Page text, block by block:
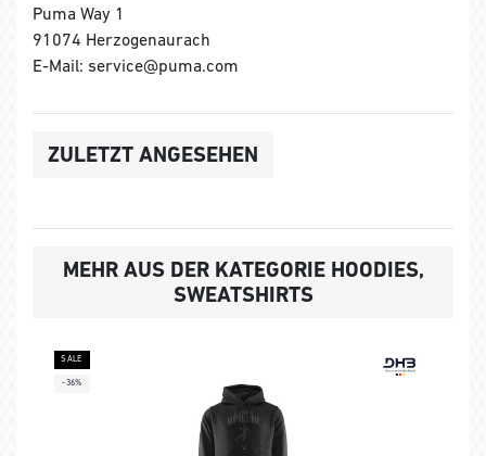
Puma Way 1
91074 Herzogenaurach
E-Mail: service@puma.com
ZULETZT ANGESEHEN
MEHR AUS DER KATEGORIE HOODIES,
SWEATSHIRTS
SALE
-36%